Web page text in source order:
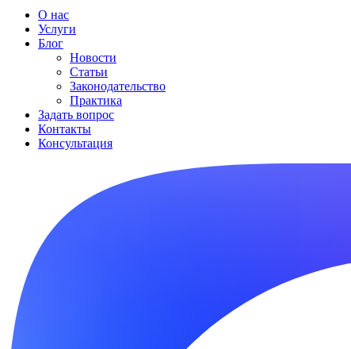
О нас
Услуги
Блог
Новости
Статьи
Законодательство
Практика
Задать вопрос
Контакты
Консультация